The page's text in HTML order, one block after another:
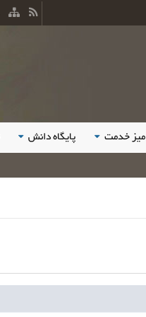
میز خدمت پایگاه دانش